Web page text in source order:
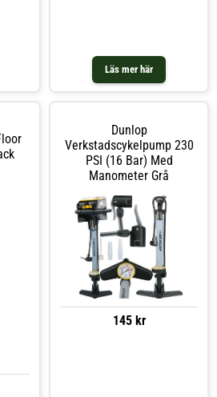
Läs mer här
Dunlop
Verkstadscykelpump 230
PSI (16 Bar) Med
Manometer Grå
145 kr